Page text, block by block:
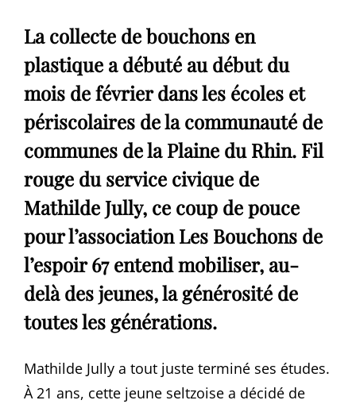
La collecte de bouchons en
plastique a débuté au début du
mois de février dans les écoles et
périscolaires de la communauté de
communes de la Plaine du Rhin. Fil
rouge du service civique de
Mathilde Jully, ce coup de pouce
pour l’association Les Bouchons de
l’espoir 67 entend mobiliser, au-
delà des jeunes, la générosité de
toutes les générations.
Mathilde Jully a tout juste terminé ses études.
À 21 ans, cette jeune seltzoise a décidé de